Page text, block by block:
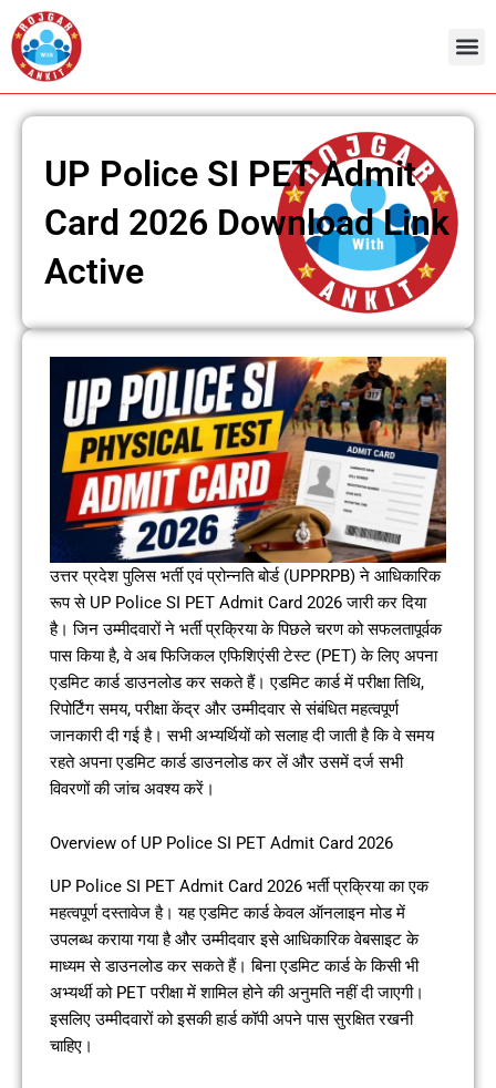
Skip
to
content
UP Police SI PET Admit
Card 2026 Download Link
Active
उत्तर प्रदेश पुलिस भर्ती एवं प्रोन्नति बोर्ड (UPPRPB) ने आधिकारिक
रूप से UP Police SI PET Admit Card 2026 जारी कर दिया
है। जिन उम्मीदवारों ने भर्ती प्रक्रिया के पिछले चरण को सफलतापूर्वक
पास किया है, वे अब फिजिकल एफिशिएंसी टेस्ट (PET) के लिए अपना
एडमिट कार्ड डाउनलोड कर सकते हैं। एडमिट कार्ड में परीक्षा तिथि,
रिपोर्टिंग समय, परीक्षा केंद्र और उम्मीदवार से संबंधित महत्वपूर्ण
जानकारी दी गई है। सभी अभ्यर्थियों को सलाह दी जाती है कि वे समय
रहते अपना एडमिट कार्ड डाउनलोड कर लें और उसमें दर्ज सभी
विवरणों की जांच अवश्य करें।
Overview of UP Police SI PET Admit Card 2026
UP Police SI PET Admit Card 2026 भर्ती प्रक्रिया का एक
महत्वपूर्ण दस्तावेज है। यह एडमिट कार्ड केवल ऑनलाइन मोड में
उपलब्ध कराया गया है और उम्मीदवार इसे आधिकारिक वेबसाइट के
माध्यम से डाउनलोड कर सकते हैं। बिना एडमिट कार्ड के किसी भी
अभ्यर्थी को PET परीक्षा में शामिल होने की अनुमति नहीं दी जाएगी।
इसलिए उम्मीदवारों को इसकी हार्ड कॉपी अपने पास सुरक्षित रखनी
चाहिए।